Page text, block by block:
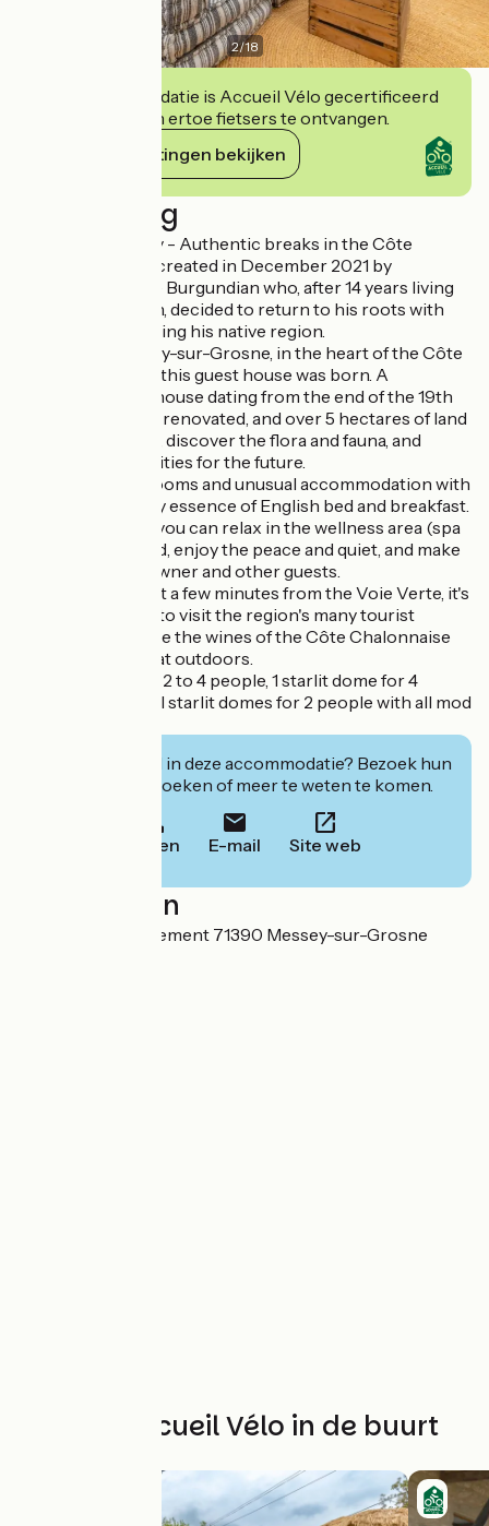
2/18
Deze accommodatie is Accueil Vélo gecertificeerd
en verbindt zich ertoe fietsers te ontvangen.
Haar verplichtingen bekijken
Beschrijving
Bed and Burgundy - Authentic breaks in the Côte
Chalonnaise was created in December 2021 by
Stéphane, a native Burgundian who, after 14 years living
in the Paris region, decided to return to his roots with
the aim of promoting his native region.
So it was in Messey-sur-Grosne, in the heart of the Côte
Chalonnaise, that this guest house was born. A
magnificent farmhouse dating from the end of the 19th
century, tastefully renovated, and over 5 hectares of land
to wander around, discover the flora and fauna, and
imagine new activities for the future.
You'll find guest rooms and unusual accommodation with
breakfast, the very essence of English bed and breakfast.
It's a place where you can relax in the wellness area (spa
and sauna), unwind, enjoy the peace and quiet, and make
friends with the owner and other guests.
Ideally located, just a few minutes from the Voie Verte, it's
the perfect place to visit the region's many tourist
attractions, sample the wines of the Côte Chalonnaise
and enjoy the great outdoors.
5 guest rooms for 2 to 4 people, 1 starlit dome for 4
people and 2 small starlit domes for 2 people with all mod
Geïnteresseerd in deze accommodatie? Bezoek hun
website om te boeken of meer te weten te komen.
Bellen E-mail Site web
Localisation
56 Rue de l'Abergement 71390 Messey-sur-Grosne
Andere Accueil Vélo in de buurt